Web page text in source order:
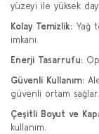
yüzeyi ile yüksek
Kolay Temizlik: Yağ
imkanı.
Enerji Tasarrufu:
Güvenli Kullanım:
güvenli ortam sağlar.
Çeşitli Boyut ve
kullanım.